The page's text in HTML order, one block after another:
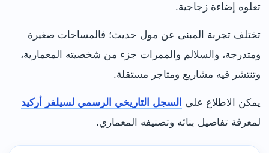
تعلوه إضاءة زجاجية.
تختلف تجربة المبنى عن مول حديث؛ فالمساحات صغيرة
ومتدرجة، والسلالم والممرات جزء من شخصيته المعمارية،
وتنتشر فيه مشاريع ومتاجر مستقلة.
يمكن الاطلاع على السجل التاريخي الرسمي لسيلفر أركيد
لمعرفة تفاصيل بنائه وتصنيفه المعماري.